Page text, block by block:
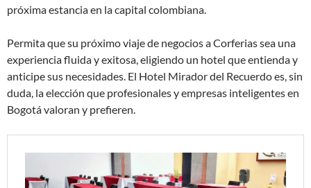
próxima estancia en la capital colombiana.
Permita que su próximo viaje de negocios a Corferias sea una
experiencia fluida y exitosa, eligiendo un hotel que entienda y
anticipe sus necesidades. El Hotel Mirador del Recuerdo es, sin
duda, la elección que profesionales y empresas inteligentes en
Bogotá valoran y prefieren.